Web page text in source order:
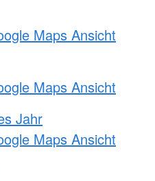
Maps Ansicht
Maps Ansicht
Jahr
Maps Ansicht